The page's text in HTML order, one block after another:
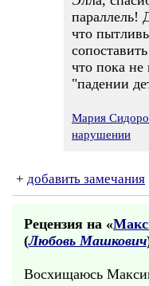
параллель!
что
что пока не
"падении
Мария
нарушении
+ добавить замечания
Рецензия на «
(Любовь Машкович
Восхищаюсь